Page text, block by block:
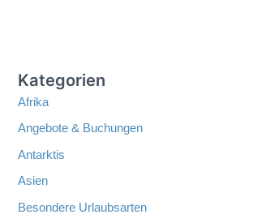
Kategorien
Afrika
Angebote & Buchungen
Antarktis
Asien
Besondere Urlaubsarten